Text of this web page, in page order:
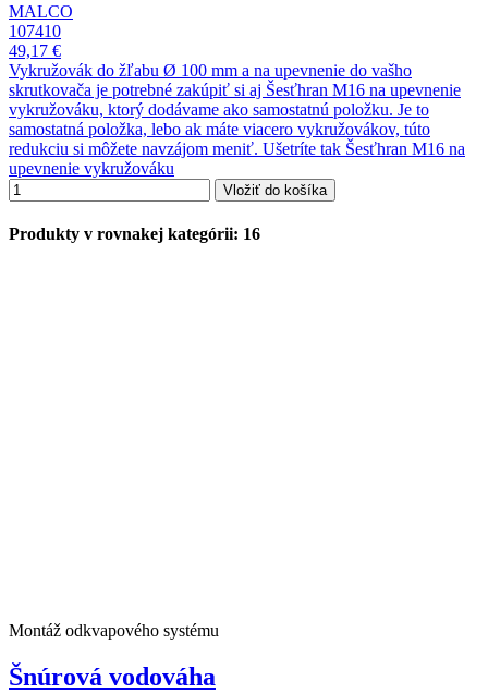
MALCO
107410
49,17 €
Vykružovák do žľabu Ø 100 mm a na upevnenie do vašho
skrutkovača je potrebné zakúpiť si aj Šesťhran M16 na upevnenie
vykružováku, ktorý dodávame ako samostatnú položku. Je to
samostatná položka, lebo ak máte viacero vykružovákov, túto
redukciu si môžete navzájom meniť. Ušetríte tak Šesťhran M16 na
upevnenie vykružováku
Vložiť do košíka
Produkty v rovnakej kategórii: 16
Montáž odkvapového systému
Šnúrová vodováha